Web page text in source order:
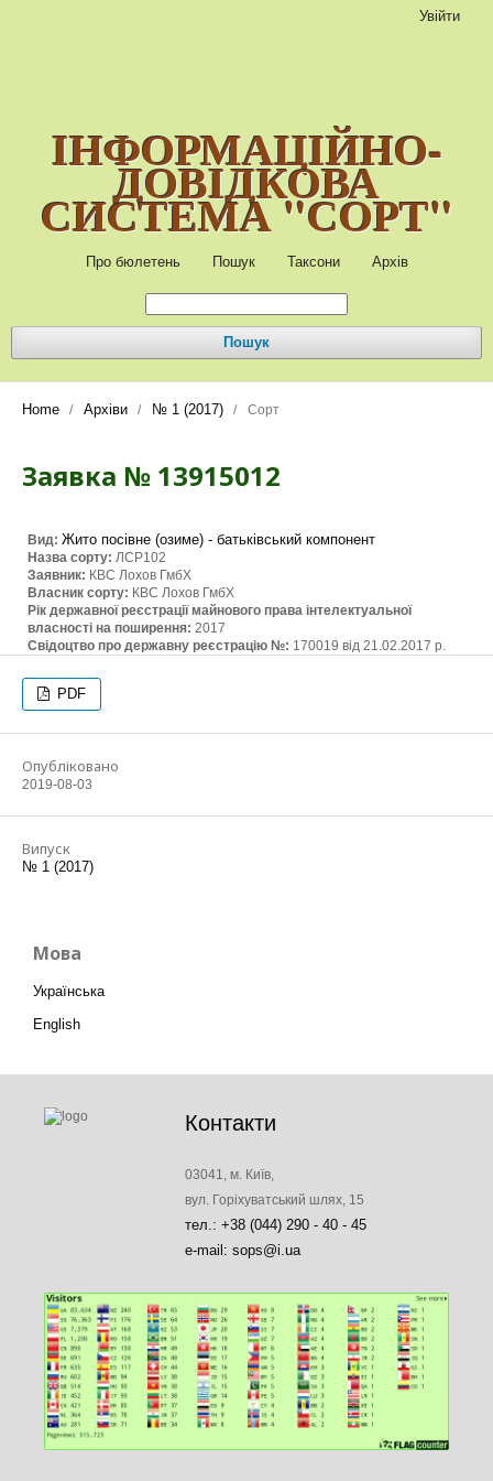
ІНФОРМАЦІЙНО-
ДОВІДКОВА
СИСТЕМА "СОРТ"
Про бюлетень Пошук Таксони Архів
Пошук
Увійти
Home / Архіви / № 1 (2017) / Сорт
Заявка № 13915012
Вид: Жито посівне (озиме) - батьківський компонент
Назва сорту: ЛСР102
Заявник: КВС Лохов ГмбХ
Власник сорту: КВС Лохов ГмбХ
Рік державної реєстрації майнового права інтелектуальної
власності на поширення: 2017
Свідоцтво про державну реєстрацію №: 170019 від 21.02.2017 р.
PDF
Опубліковано
2019-08-03
Випуск
№ 1 (2017)
Мова
Українська
English
Контакти
03041, м. Київ,
вул. Горіхуватський шлях, 15
тел.: +38 (044) 290 - 40 - 45
e-mail: sops@i.ua